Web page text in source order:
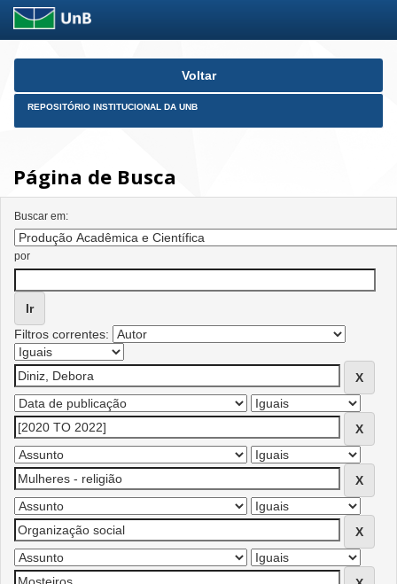
Skip
Voltar
REPOSITÓRIO INSTITUCIONAL DA UNB
Página de Busca
Buscar em:
por
Filtros correntes: